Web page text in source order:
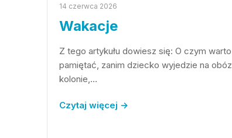
14 czerwca 2026
Wakacje
Z tego artykułu dowiesz się: O czym warto
pamiętać, zanim dziecko wyjedzie na obóz,
kolonie,…
Czytaj więcej →